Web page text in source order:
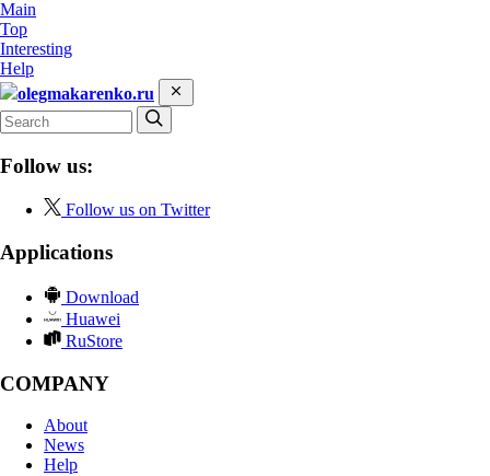
Main
Top
Interesting
Help
olegmakarenko.ru
Follow us:
Follow us on Twitter
Applications
Download
Huawei
RuStore
COMPANY
About
News
Help